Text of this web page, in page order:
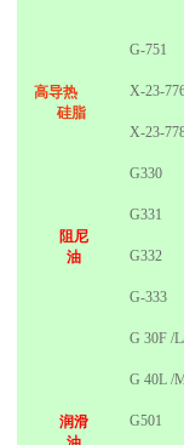
高导热
硅脂
G-751
X-23-
X-23-
阻尼
油
G330
G331
G332
G-333
润滑
G 30F /
G 40L /
G501